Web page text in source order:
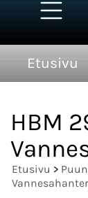
Etusivu
HBM
Etusivu >